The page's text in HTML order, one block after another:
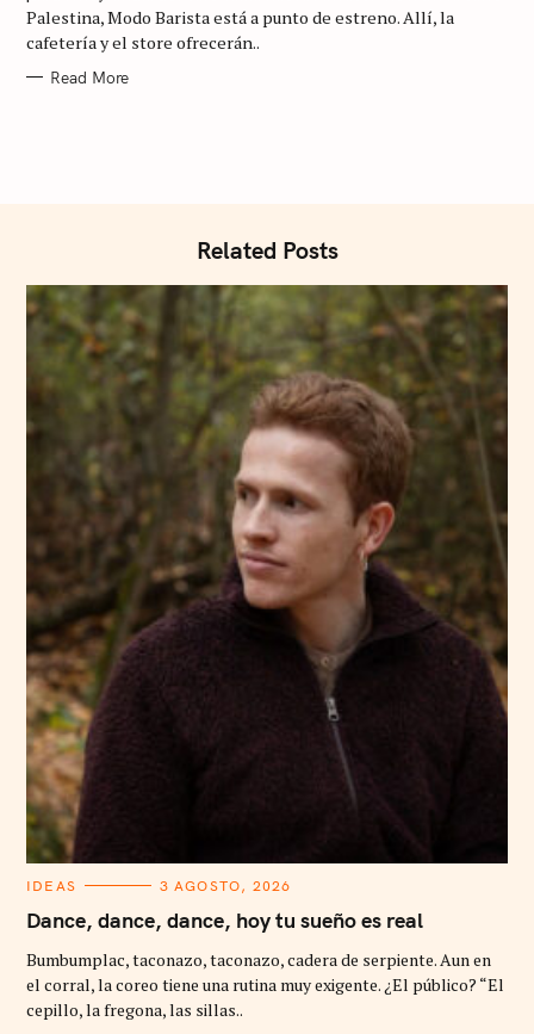
R
I
E
Palestina, Modo Barista está a punto de estreno. Allí, la
cafetería y el store ofrecerán..
Read More
Related Posts
C
T
E
O
R
I
E
IDEAS 3 AGOSTO, 2026
Dance, dance, dance, hoy tu sueño es real
Bumbumplac, taconazo, taconazo, cadera de serpiente. Aun en
el corral, la coreo tiene una rutina muy exigente. ¿El público? “El
cepillo, la fregona, las sillas..